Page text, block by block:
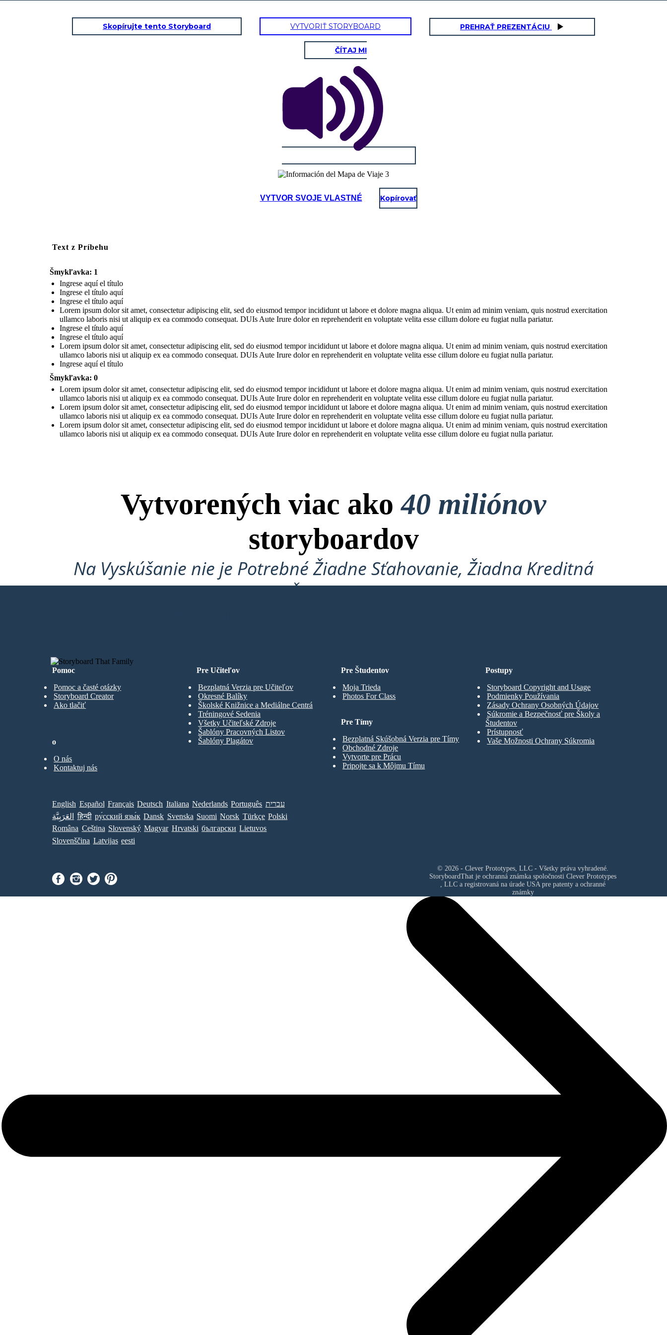
Skopírujte tento Storyboard VYTVORIŤ STORYBOARD PREHRAŤ PREZENTÁCIU
ČÍTAJ MI
VYTVOR SVOJE VLASTNÉ Kopírovať
Text z Príbehu
Šmykľavka: 1
Ingrese aquí el título
Ingrese el título aquí
Ingrese el título aquí
Lorem ipsum dolor sit amet, consectetur adipiscing elit, sed do eiusmod tempor incididunt ut labore et dolore magna aliqua. Ut enim ad minim veniam, quis nostrud exercitation
ullamco laboris nisi ut aliquip ex ea commodo consequat. DUIs Aute Irure dolor en reprehenderit en voluptate velita esse cillum dolore eu fugiat nulla pariatur.
Ingrese el título aquí
Ingrese el título aquí
Lorem ipsum dolor sit amet, consectetur adipiscing elit, sed do eiusmod tempor incididunt ut labore et dolore magna aliqua. Ut enim ad minim veniam, quis nostrud exercitation
ullamco laboris nisi ut aliquip ex ea commodo consequat. DUIs Aute Irure dolor en reprehenderit en voluptate velita esse cillum dolore eu fugiat nulla pariatur.
Ingrese aquí el título
Šmykľavka: 0
Lorem ipsum dolor sit amet, consectetur adipiscing elit, sed do eiusmod tempor incididunt ut labore et dolore magna aliqua. Ut enim ad minim veniam, quis nostrud exercitation
ullamco laboris nisi ut aliquip ex ea commodo consequat. DUIs Aute Irure dolor en reprehenderit en voluptate velita esse cillum dolore eu fugiat nulla pariatur.
Lorem ipsum dolor sit amet, consectetur adipiscing elit, sed do eiusmod tempor incididunt ut labore et dolore magna aliqua. Ut enim ad minim veniam, quis nostrud exercitation
ullamco laboris nisi ut aliquip ex ea commodo consequat. DUIs Aute Irure dolor en reprehenderit en voluptate velita esse cillum dolore eu fugiat nulla pariatur.
Lorem ipsum dolor sit amet, consectetur adipiscing elit, sed do eiusmod tempor incididunt ut labore et dolore magna aliqua. Ut enim ad minim veniam, quis nostrud exercitation
ullamco laboris nisi ut aliquip ex ea commodo consequat. DUIs Aute Irure dolor en reprehenderit en voluptate velita esse cillum dolore eu fugiat nulla pariatur.
Vytvorených viac ako40 miliónov
storyboardov
Na Vyskúšanie nie je Potrebné Žiadne Sťahovanie, Žiadna Kreditná
Karta a Žiadne Prihlásenie!
Pomoc
Pomoc a časté otázky
Storyboard Creator
Ako tlačiť
Pre Študentov
Moja Trieda
Photos For Class
Pre Učiteľov
Bezplatná Verzia pre Učiteľov
Okresné Balíky
Školské Knižnice a Mediálne Centrá
Tréningové Sedenia
Všetky Učiteľské Zdroje
Šablóny Pracovných Listov
Šablóny Plagátov
Pre Tímy
Bezplatná Skúšobná Verzia pre Tímy
Obchodné Zdroje
Vytvorte pre Prácu
Pripojte sa k Môjmu Tímu
o
O nás
Kontaktuj nás
Postupy
Storyboard Copyright and Usage
Podmienky Používania
Zásady Ochrany Osobných Údajov
Súkromie a Bezpečnosť pre Školy a
Študentov
Prístupnosť
Vaše Možnosti Ochrany Súkromia
English Español Français Deutsch Italiana Nederlands Português עברית
العَرَبِيَّة
हिन्दी ру́сский язы́к Dansk Svenska Suomi Norsk Türkçe Polski
Româna Ceština Slovenský Magyar Hrvatski български Lietuvos
Slovenščina Latvijas eesti
© 2026 - Clever Prototypes, LLC - Všetky práva vyhradené.
StoryboardThat je ochranná známka spoločnosti Clever Prototypes
, LLC a registrovaná na úrade USA pre patenty a ochranné
známky